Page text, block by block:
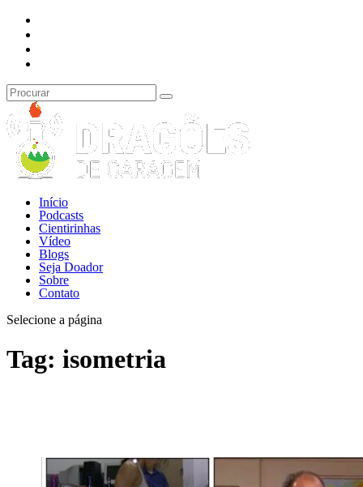
Início
Podcasts
Cientirinhas
Vídeo
Blogs
Seja Doador
Sobre
Contato
Selecione a página
Tag: isometria